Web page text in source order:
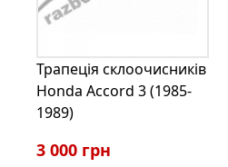
Трапеція склоочисників
Honda Accord 3 (1985-
1989)
3 000 грн